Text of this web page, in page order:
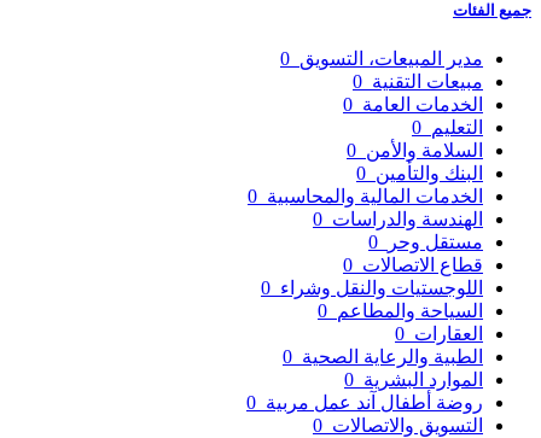
جميع الفئات
مدير المبيعات، التسويق
مبيعات التقنية
الخدمات العامة
التعليم
السلامة والأمن
البنك والتأمين
الخدمات المالية والمحاسبية
الهندسة والدراسات
مستقل وحر
قطاع الاتصالات
اللوجستيات والنقل وشراء
السياحة والمطاعم
العقارات
الطبية والرعاية الصحية
الموارد البشرية
روضة أطفال آند عمل مربية
التسويق والاتصالات